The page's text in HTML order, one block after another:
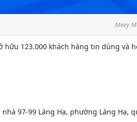
Meey
hữu 123.000 khách hàng tin dùng
97-99 Láng Hạ, phường Láng Hạ,